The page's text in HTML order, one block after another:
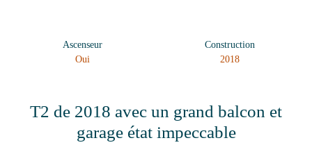
Ascenseur
Oui
Construction
2018
T2 de 2018 avec un grand balcon et
garage état impeccable